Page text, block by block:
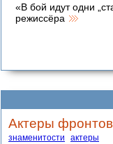
«В бой идут одни
режиссёра
Актеры
знаменитости актеры